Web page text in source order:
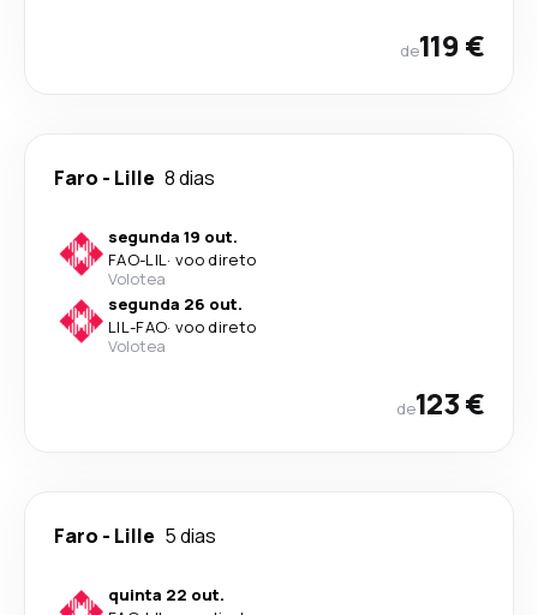
de119 €
Faro - Lille 8 dias
segunda 19 out.
FAO-LIL· voo direto
Volotea
segunda 26 out.
LIL-FAO· voo direto
Volotea
de123 €
Faro - Lille 5 dias
quinta 22 out.